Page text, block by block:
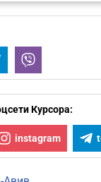
Telegram
Курсора:
instagram